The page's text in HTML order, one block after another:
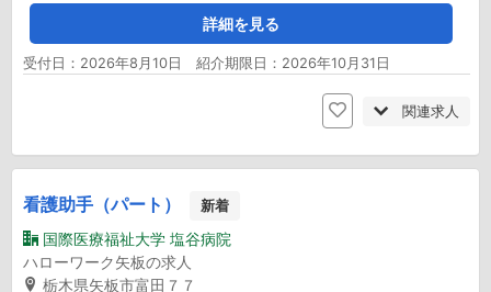
詳細を見る
受付日：2026年8月10日 紹介期限日：2026年10月31日
関連求人
看護助手（パート） 新着
国際医療福祉大学 塩谷病院
ハローワーク矢板の求人
栃木県矢板市富田７７